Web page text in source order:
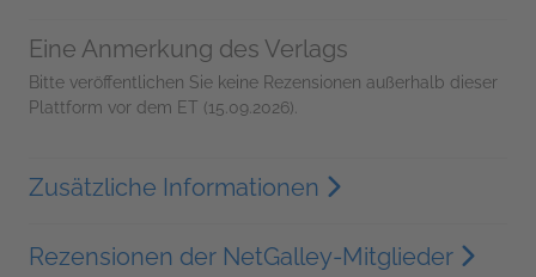
Eine Anmerkung des Verlags
Bitte veröffentlichen Sie keine Rezensionen außerhalb dieser
Plattform vor dem ET (15.09.2026).
Zusätzliche Informationen
Rezensionen der NetGalley-Mitglieder